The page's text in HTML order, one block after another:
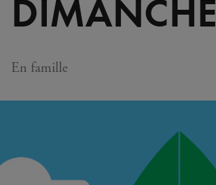
En famille